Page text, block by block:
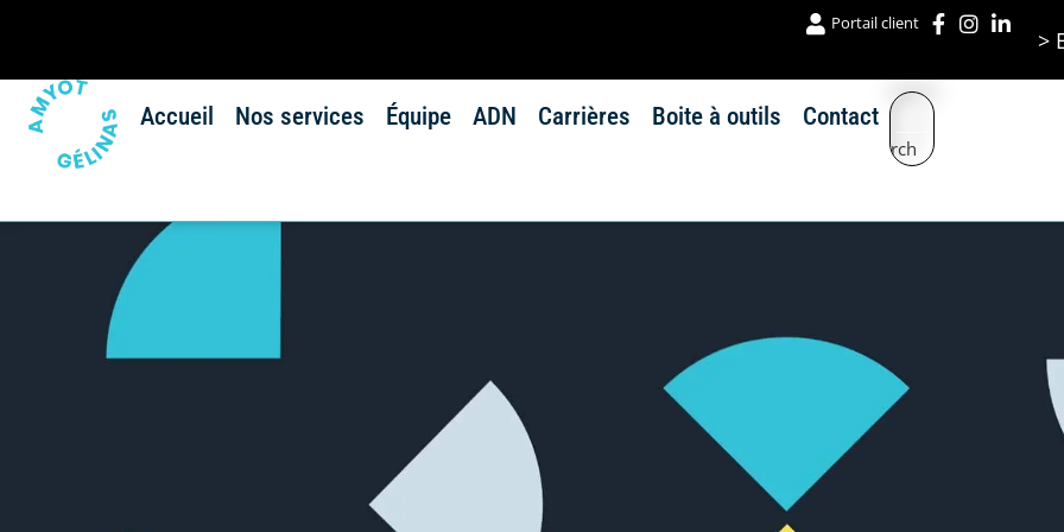
Portail client
>
Accueil Nos services Équipe ADN Carrières Boite à outils Contact
Search